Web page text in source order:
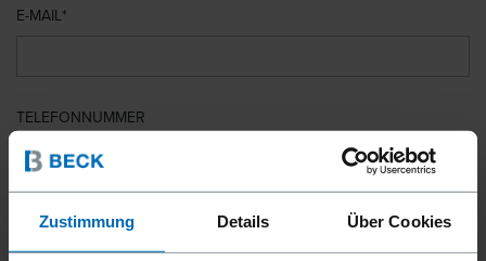
Zustimmung Details Über Cookies
E-MAIL
TELEFONNUMMER
LAND